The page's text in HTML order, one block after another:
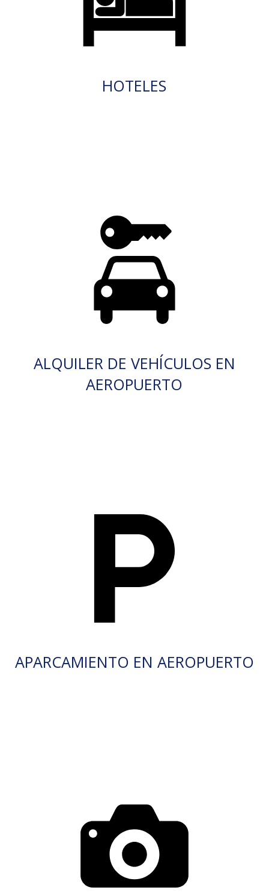
HOTELES
ALQUILER DE VEHÍCULOS EN
AEROPUERTO
APARCAMIENTO EN AEROPUERTO